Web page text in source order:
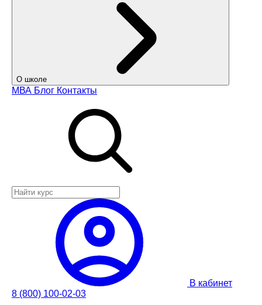
О школе
МВА Блог Контакты
В кабинет
8 (800) 100-02-03